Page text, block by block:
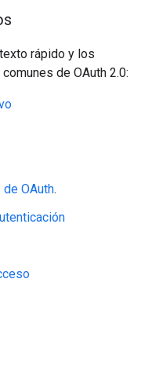
rápido y los
de OAuth 2.0:
OAuth.